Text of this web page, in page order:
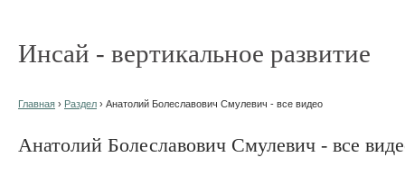
Инсай - вертикальное развитие
Главная › Раздел › Анатолий Болеславович Смулевич - все видео
Анатолий Болеславович Смулевич - все